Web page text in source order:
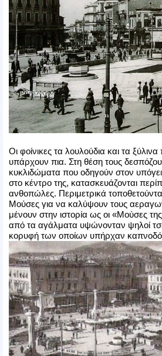
Οι φοίνικες τα λουλούδια και τα
υπάρχουν πια. Στη θέση τους
κυκλιδώματα που οδηγούν στον
στο κέντρο της, κατασκευάζονται
ανθοπώλες. Περιμετρικά
Μούσες για να καλύψουν τους
μένουν στην ιστορία ως οι «Μούσες
από τα αγάλματα υψώνονταν ψηλοί
κορυφή των οποίων υπήρχαν